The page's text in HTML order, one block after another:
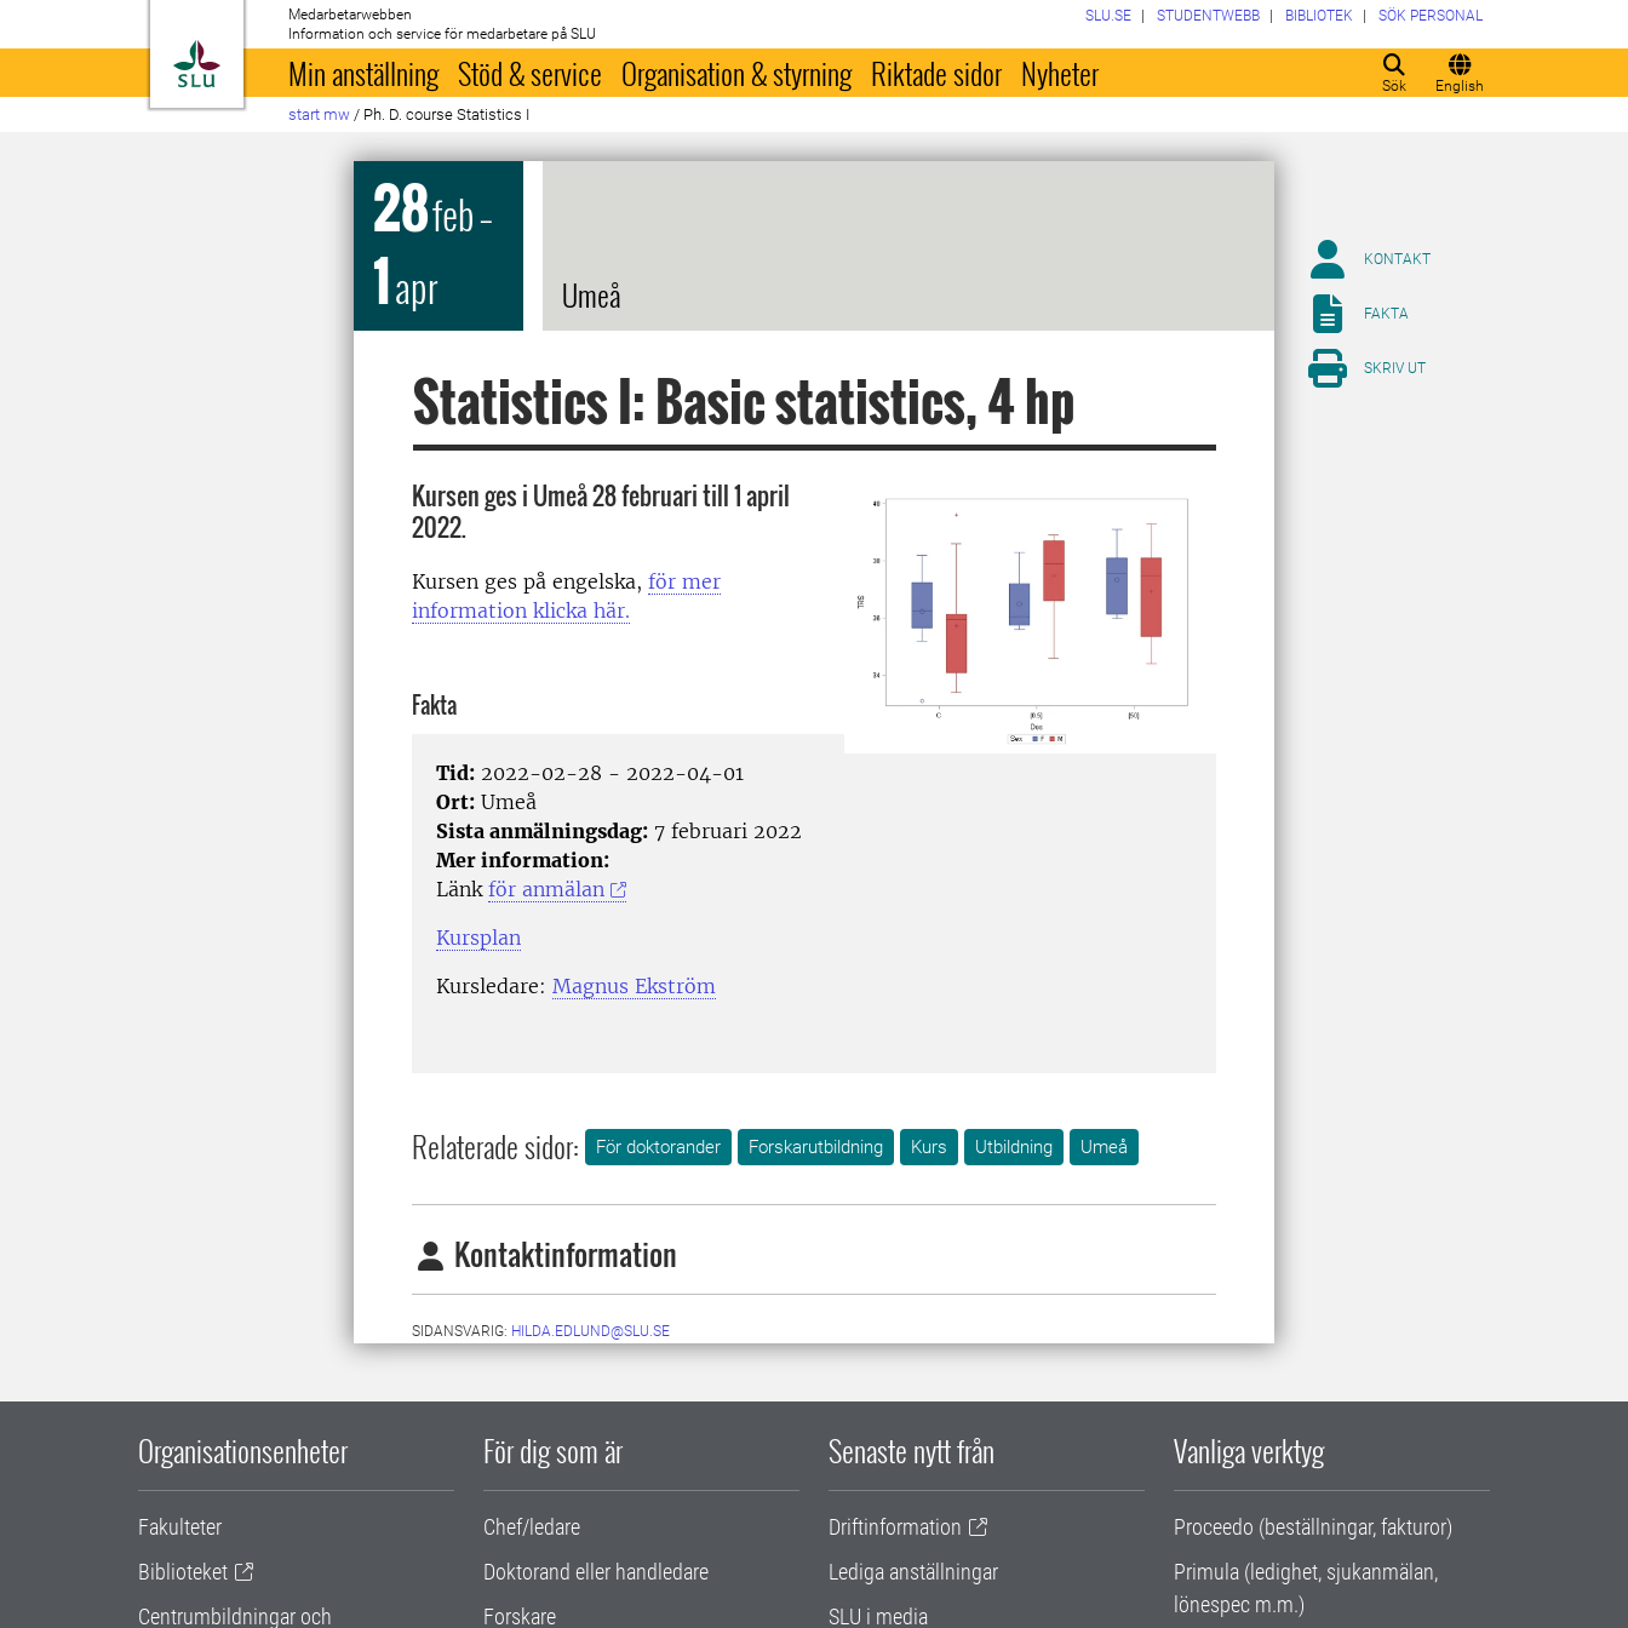
Till startsida
Medarbetarwebben
Information och service för medarbetare på SLU
Sök English
SLU.SE STUDENTWEBB BIBLIOTEK SÖK PERSONAL
Min anställning Stöd & service Organisation & styrning Riktade sidor Nyheter
start mw / Ph. D. course Statistics I
28feb–
1apr Umeå
Statistics I: Basic statistics, 4 hp
Kursen ges i Umeå 28 februari till 1 april
2022.
Kursen ges på engelska, för mer
information klicka här.
Fakta
Tid: 2022-02-28 - 2022-04-01
Ort: Umeå
Sista anmälningsdag: 7 februari 2022
Mer information:
Länk för anmälan
Kursplan
Kursledare: Magnus Ekström
Relaterade sidor: För doktorander Forskarutbildning Kurs Utbildning Umeå
Kontaktinformation
SIDANSVARIG: HILDA.EDLUND@SLU.SE
KONTAKT
FAKTA
SKRIV UT
Organisationsenheter
Fakulteter
Biblioteket
Centrumbildningar och
För dig som är
Chef/ledare
Doktorand eller handledare
Forskare
Senaste nytt från
Driftinformation
Lediga anställningar
SLU i media
Vanliga verktyg
Proceedo (beställningar, fakturor)
Primula (ledighet, sjukanmälan,
lönespec m.m.)